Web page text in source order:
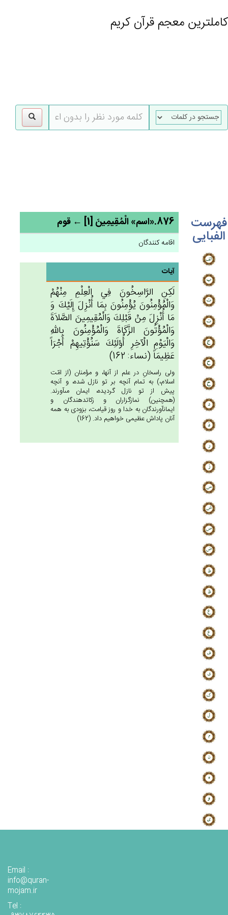
کاملترین معجم قرآن کریم
فهرست
الفبایی
876.«اسم» الْمُقِيمِين‌َ [1] ← قوم
اقامه کنندگان
آیات
لَكِنِ‌ الرَّاسِخُون‌َ فِي‌ الْعِلْم‌ِ مِنْهُم‌ْ
وَالْمُؤْمِنُون‌َ يُؤْمِنُون‌َ بِمَا أُنْزِل‌َ إِلَيْك‌َ وَ
مَا أُنْزِل‌َ مِنْ‌ قَبْلِك‌َ وَالْمُقِيمِين‌َ الصَّلاَة‌َ
وَالْمُؤْتُون‌َ الزَّكَاة‌َ وَالْمُؤْمِنُون‌َ بِالله‌ِ
وَالْيَوْم‌ِ الْآخِرِ أُؤلَئِك‌َ سَنُؤْتِيهِم‌ْ أَجْرَاً
عَظِيمَاً (نساء: 162)
ولى راسخانِ در علم از آنها، و مؤمنان (از امّت
اسلام،) به تمام آنچه بر تو نازل شده، و آنچه
پيش از تو نازل گرديده، ايمان مى‏آورند.
(همچنين) نمازگزاران و زكات‏دهندگان و
ايمان‏آورندگان به خدا و روز قيامت، بزودى به همه
آنان پاداش عظيمى خواهيم داد. (162)
Email :
info@quran-
mojam.ir
Tel :